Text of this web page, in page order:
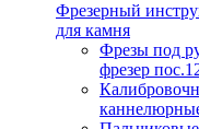
Фрезерный
для камня
Фрезы под
фрезер